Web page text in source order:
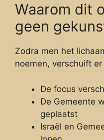
Waarom dit
geen
Zodra men het
noemen, verschuift er
De focus
De Gemeente
geplaatst
Israël en